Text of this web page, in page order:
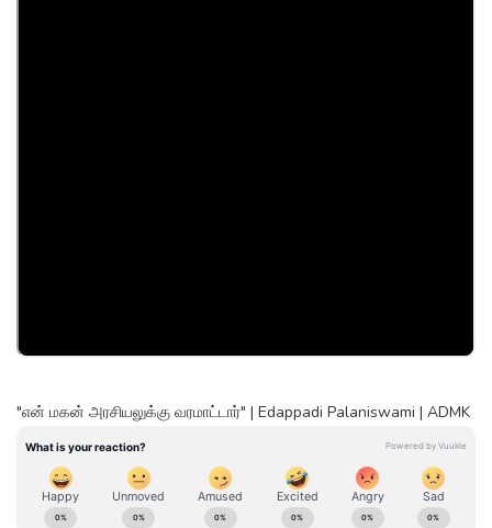
"என் மகன் அரசியலுக்கு வரமாட்டார்" | Edappadi Palaniswami | ADMK